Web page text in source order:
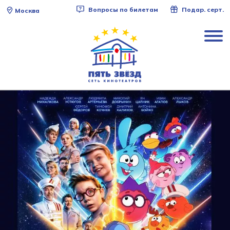
Москва Вопросы по билетам Подар. серт.